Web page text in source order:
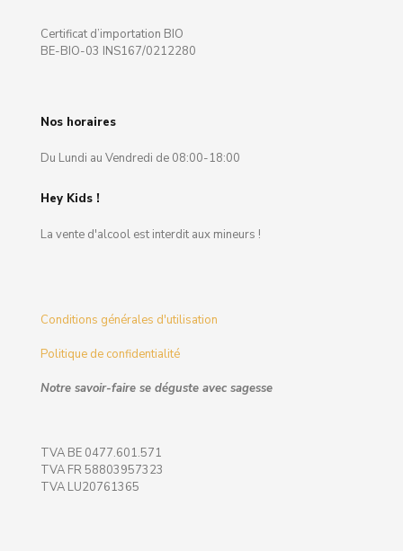
Certificat d’importation BIO
BE-BIO-03 INS167/0212280
Nos horaires
Du Lundi au Vendredi de 08:00-18:00
Hey Kids !
La vente d'alcool est interdit aux mineurs !
Conditions générales d'utilisation
Politique de confidentialité
Notre savoir-faire se déguste avec sagesse
TVA BE 0477.601.571
TVA FR 58803957323
TVA LU20761365